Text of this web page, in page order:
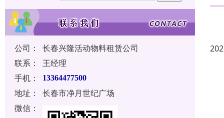
公司：
长春兴隆活动物料租赁公司
联系：
王经理
手机：
13364477500
地址：
长春市净月世纪广场
微信：